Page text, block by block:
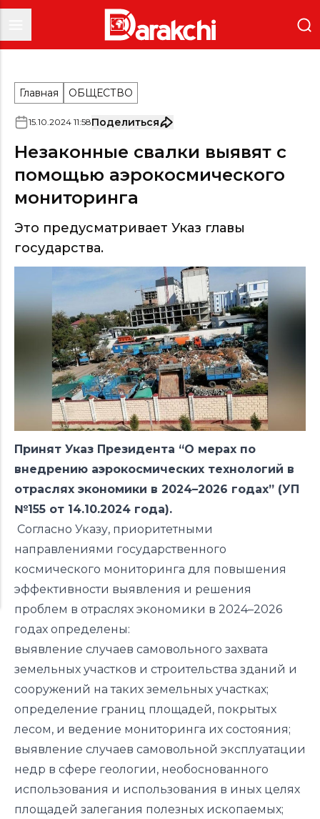
Главная ОБЩЕСТВО
15.10.2024 11:58Поделиться
Незаконные свалки выявят с
помощью аэрокосмического
мониторинга
Это предусматривает Указ главы
государства.
Принят Указ Президента “О мерах по
внедрению аэрокосмических технологий в
отраслях экономики в 2024–2026 годах” (УП
№155 от 14.10.2024 года).
Согласно Указу, приоритетными
направлениями государственного
космического мониторинга для повышения
эффективности выявления и решения
проблем в отраслях экономики в 2024–2026
годах определены:
выявление случаев самовольного захвата
земельных участков и строительства зданий и
сооружений на таких земельных участках;
определение границ площадей, покрытых
лесом, и ведение мониторинга их состояния;
выявление случаев самовольной эксплуатации
недр в сфере геологии, необоснованного
использования и использования в иных целях
площадей залегания полезных ископаемых;